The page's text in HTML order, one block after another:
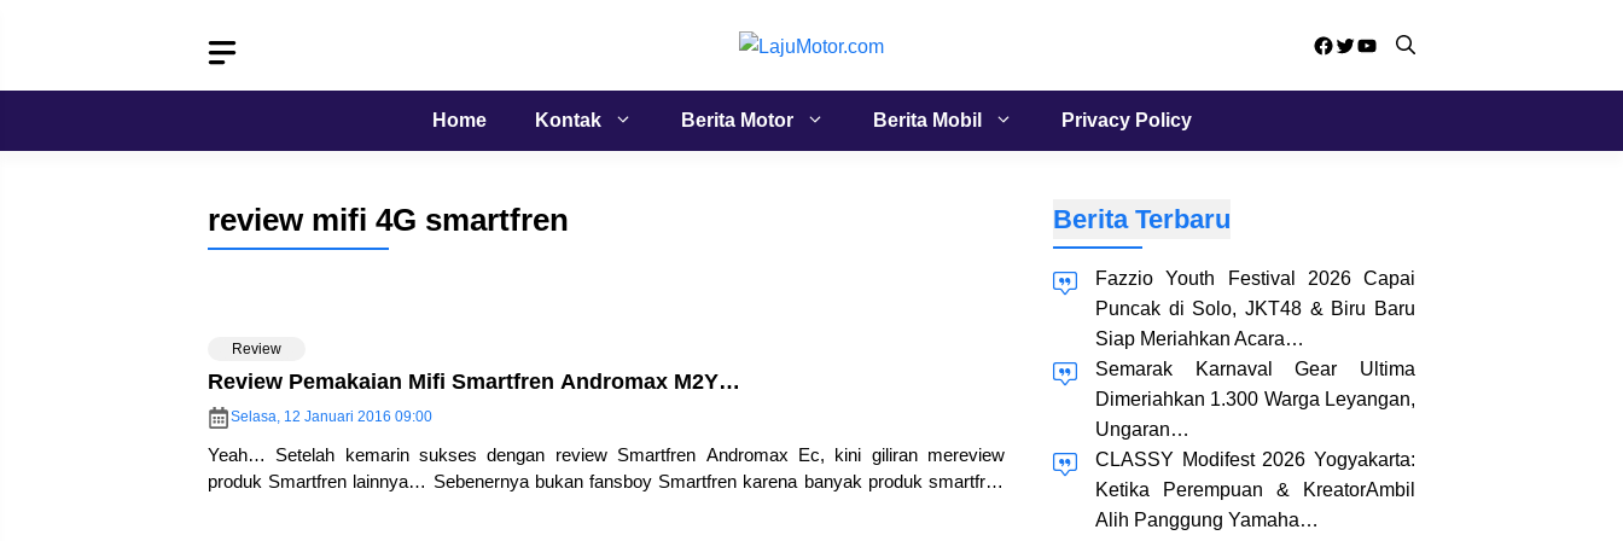
Facebook
Twitter
YouTube
Home Kontak Berita Motor Berita Mobil Privacy Policy
review mifi 4G smartfren
Review
Review Pemakaian Mifi Smartfren Andromax M2Y…
Selasa, 12 Januari 2016 09:00
Yeah… Setelah kemarin sukses dengan review Smartfren Andromax Ec, kini giliran mereview
produk Smartfren lainnya… Sebenernya bukan fansboy Smartfren karena banyak produk smartfren
Berita Terbaru
Fazzio Youth Festival 2026 Capai
Puncak di Solo, JKT48 & Biru Baru
Siap Meriahkan Acara…
Semarak Karnaval Gear Ultima
Dimeriahkan 1.300 Warga Leyangan,
Ungaran…
CLASSY Modifest 2026 Yogyakarta:
Ketika Perempuan & KreatorAmbil
Alih Panggung Yamaha…